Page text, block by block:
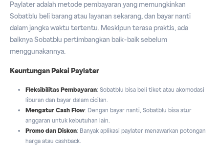
Paylater adalah metode pembayaran yang memungkinkan
Sobatblu beli barang atau layanan sekarang, dan bayar nanti
dalam jangka waktu tertentu. Meskipun terasa praktis, ada
baiknya Sobatblu pertimbangkan baik-baik sebelum
menggunakannya.
Keuntungan Pakai Paylater
Fleksibilitas Pembayaran: Sobatblu bisa beli tiket atau akomodasi
liburan dan bayar dalam cicilan.
Mengatur Cash Flow: Dengan bayar nanti, Sobatblu bisa atur
anggaran untuk kebutuhan lain.
Promo dan Diskon: Banyak aplikasi paylater menawarkan potongan
harga atau cashback.